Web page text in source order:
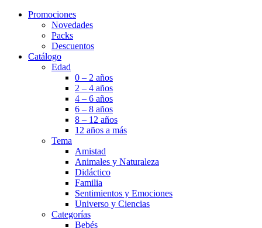
Promociones
Novedades
Packs
Descuentos
Catálogo
Edad
0 – 2 años
2 – 4 años
4 – 6 años
6 – 8 años
8 – 12 años
12 años a más
Tema
Amistad
Animales y Naturaleza
Didáctico
Familia
Sentimientos y Emociones
Universo y Ciencias
Categorías
Bebés